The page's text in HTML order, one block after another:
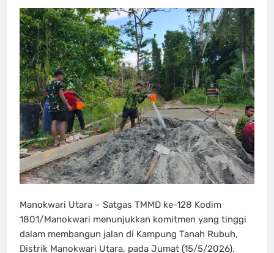
Manokwari Utara – Satgas TMMD ke-128 Kodim
1801/Manokwari menunjukkan komitmen yang tinggi
dalam membangun jalan di Kampung Tanah Rubuh,
Distrik Manokwari Utara, pada Jumat (15/5/2026).